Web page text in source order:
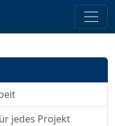
jedes Projekt